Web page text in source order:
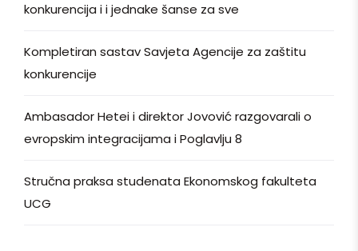
konkurencija i i jednake šanse za sve
Kompletiran sastav Savjeta Agencije za zaštitu
konkurencije
Ambasador Hetei i direktor Jovović razgovarali o
evropskim integracijama i Poglavlju 8
Stručna praksa studenata Ekonomskog fakulteta
UCG